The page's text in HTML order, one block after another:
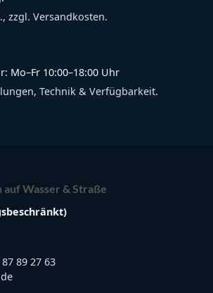
zzgl. Versandkosten.
Mo–Fr 10:00–18:00 Uhr
Technik & Verfügbarkeit.
Wasser & Straße
89 27 63